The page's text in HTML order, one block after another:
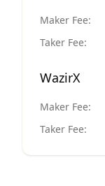
Maker Fee:
Taker Fee:
WazirX
Maker Fee:
Taker Fee: